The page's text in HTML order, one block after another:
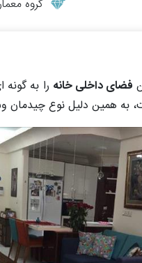
گروه
فضای داخلی خانه را به
همین دلیل نوع چیدمان